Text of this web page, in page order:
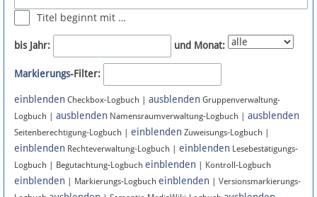
Newsletter
Bluesky
Facebook
Instagram
Anmelden
Titel beginnt mit …
bis Jahr: und Monat:
Markierungs-Filter:
einblenden Checkbox-Logbuch | ausblenden Gruppenverwaltung-
Logbuch | ausblenden Namensraumverwaltung-Logbuch | ausblenden
Seitenberechtigung-Logbuch | einblenden Zuweisungs-Logbuch |
einblenden Rechteverwaltung-Logbuch | einblenden Lesebestätigungs-
Logbuch | Begutachtung-Logbuch einblenden | Kontroll-Logbuch
einblenden | Markierungs-Logbuch einblenden | Versionsmarkierungs-